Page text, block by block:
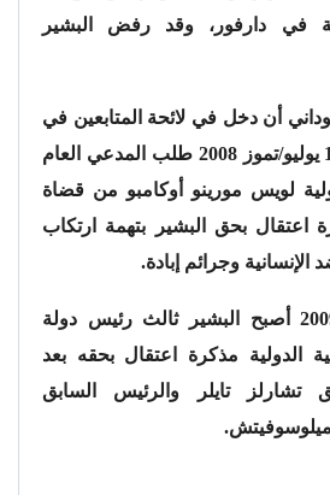
في دارفور، وقد رفض البشير
أن دخل في لائحة المتابعين في
قضية دارفور، ففي 14 يوليو/تموز 2008 طلب المدعي العام
لويس مورينو أوكامبو من قضاة
اعتقال بحق البشير بتهمة ارتكاب
وجرائم إبادة.
وفي 4 مارس/آذار 2009 أصبح البشير ثالث رئيس دولة
الدولية مذكرة اعتقال بحقه بعد
تشارلز تايلر والرئيس السابق
ميلوسوفيتش.